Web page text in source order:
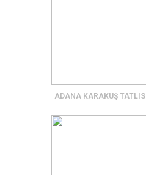
ADANA KARAKUŞ TATLISI